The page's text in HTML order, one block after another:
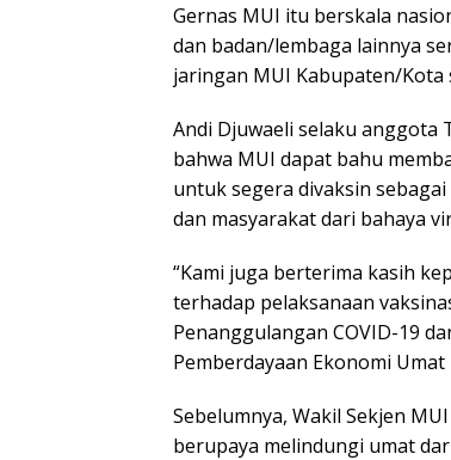
Gernas MUI itu berskala
dan badan/lembaga lainnya
jaringan MUI Kabupaten/Kota
Andi Djuwaeli selaku anggota
bahwa MUI dapat bahu
untuk segera divaksin
dan masyarakat dari bahaya
“Kami juga berterima kasih
terhadap pelaksanaan
Penanggulangan COVID-19
Pemberdayaan Ekonomi
Sebelumnya, Wakil Sekjen
berupaya melindungi umat